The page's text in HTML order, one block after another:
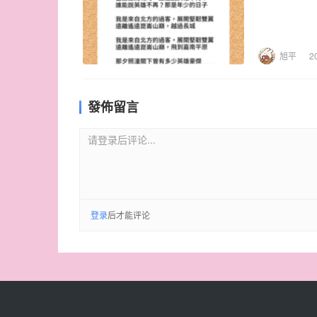
旭平
發佈留言
请登录后评论...
登录后才能评论